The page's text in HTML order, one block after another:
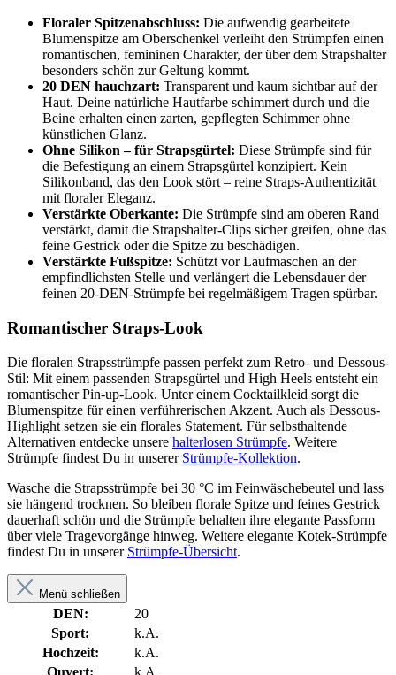
Floraler Spitzenabschluss: Die aufwendig gearbeitete
Blumenspitze am Oberschenkel verleiht den Strümpfen einen
romantischen, femininen Charakter, der über dem Strapshalter
besonders schön zur Geltung kommt.
20 DEN hauchzart: Transparent und kaum sichtbar auf der
Haut. Deine natürliche Hautfarbe schimmert durch und die
Beine erhalten einen zarten, gepflegten Schimmer ohne
künstlichen Glanz.
Ohne Silikon – für Strapsgürtel: Diese Strümpfe sind für
die Befestigung an einem Strapsgürtel konzipiert. Kein
Silikonband, das den Look stört – reine Straps-Authentizität
mit floraler Eleganz.
Verstärkte Oberkante: Die Strümpfe sind am oberen Rand
verstärkt, damit die Strapshalter-Clips sicher greifen, ohne das
feine Gestrick oder die Spitze zu beschädigen.
Verstärkte Fußspitze: Schützt vor Laufmaschen an der
empfindlichsten Stelle und verlängert die Lebensdauer der
feinen 20-DEN-Strümpfe bei regelmäßigem Tragen spürbar.
Romantischer Straps-Look
Die floralen Strapsstrümpfe passen perfekt zum Retro- und Dessous-
Stil: Mit einem passenden Strapsgürtel und High Heels entsteht ein
romantischer Pin-up-Look. Unter einem Cocktailkleid sorgt die
Blumenspitze für einen verführerischen Akzent. Auch als Dessous-
Highlight setzen sie ein florales Statement. Für selbsthaltende
Alternativen entdecke unsere halterlosen Strümpfe. Weitere
Strümpfe findest Du in unserer Strümpfe-Kollektion.
Wasche die Strapsstrümpfe bei 30 °C im Feinwäschebeutel und lass
sie hängend trocknen. So bleiben florale Spitze und feines Gestrick
dauerhaft schön und die Strümpfe behalten ihre elegante Passform
über viele Tragevorgänge hinweg. Weitere elegante Kotek-Strümpfe
findest Du in unserer Strümpfe-Übersicht.
Menü schließen
DEN:
20
Sport:
k.A.
Hochzeit:
k.A.
Ouvert:
k.A.